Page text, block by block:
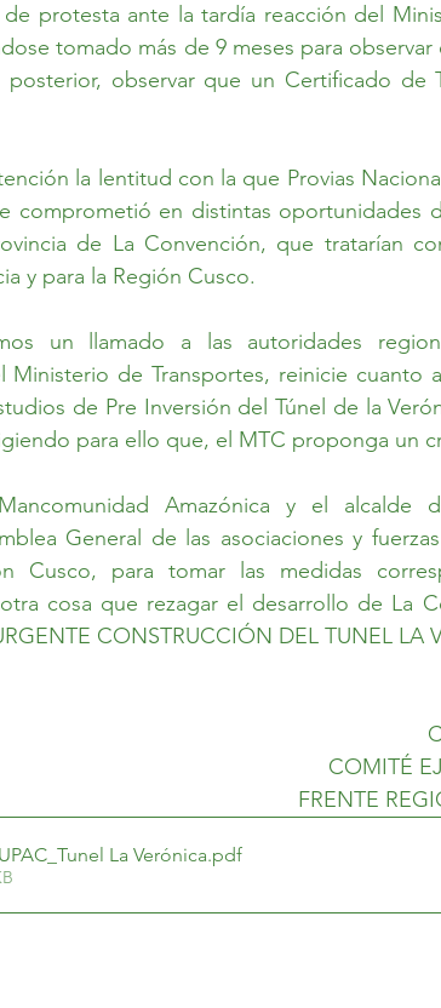
de protesta ante la tardía reacción del
tomado más de 9 meses para
posterior, observar que un Certificado de
la lentitud con la que Provias
comprometió en distintas oportunidades
de La Convención, que tratarían
y para la Región Cusco.
un llamado a las autoridades
Ministerio de Transportes, reinicie cuanto
de Pre Inversión del Túnel de la
para ello que, el MTC proponga un
Amazónica y el alcalde
General de las asociaciones y
Cusco, para tomar las medidas
cosa que rezagar el desarrollo de La
CONSTRUCCIÓN DEL TUNEL LA
COMITÉ
FRENTE
La Verónica.pdf